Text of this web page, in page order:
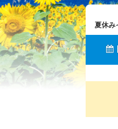
夏休み